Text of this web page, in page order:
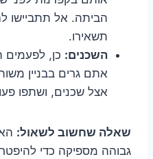
הביתה. אל תתביישו
תשאירו.
השכנים: כן,
אתם גרים בבניין
אצל שכנים, ושתפו
שאלה שחשוב לשאול:
גבוהה מספיקה כדי